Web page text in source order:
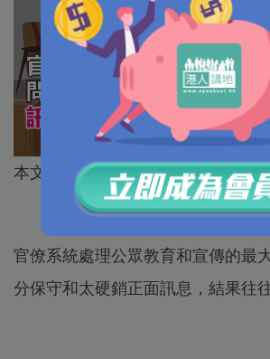
本文作者為言論自由行行政總裁黃
官僚系統處理公眾教育和宣傳的最
分保守和太硬銷正面訊息，結果往